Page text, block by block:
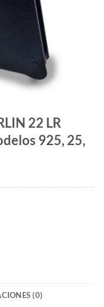
22 LR
925, 25,
(0)